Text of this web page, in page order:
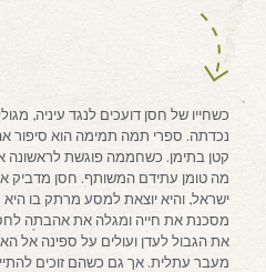
כשחייו של חסן דועכים לנגד עיניה,
קטן בתימן. כשחממה פוגשת לראשונה
מה טומן עתידם המשותף. חסן מדביק
ישראל, והיא יוצאת למסע מרתק בו
מסכנת את חייה ומגלה את אהבתה
את הגבול לעדן ועולים על ספינה
מעבר עתלית. אך גם כשהם זוכים